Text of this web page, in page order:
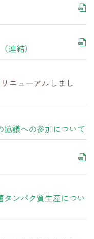
連結）
ニューアルしまし
議への参加について
ンパク質生産につい